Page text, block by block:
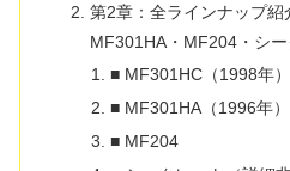
第2章：全ラインナップ
MF301HA・MF204・シ
■ MF301HC（1998年）
■ MF301HA（1996年）
■ MF204